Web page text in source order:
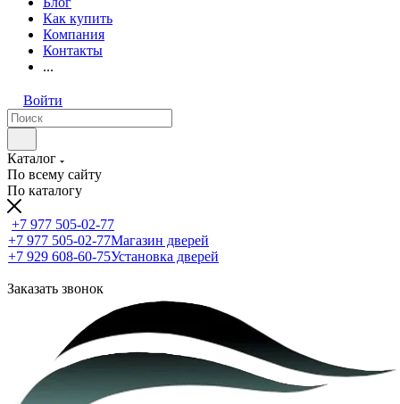
Как купить
Компания
Контакты
...
Войти
Каталог
По всему сайту
По каталогу
+7 977 505-02-77
+7 977 505-02-77Магазин дверей
+7 929 608-60-75Установка дверей
Заказать звонок